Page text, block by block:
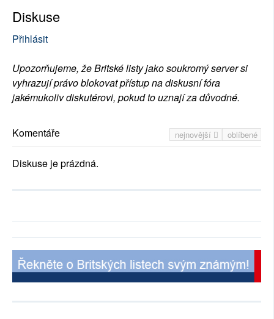
Diskuse
Přihlásit
Upozorňujeme, že Britské listy jako soukromý server si
vyhrazují právo blokovat přístup na diskusní fóra
jakémukoliv diskutérovi, pokud to uznají za důvodné.
nejnovější oblíbené
Komentáře
Diskuse je prázdná.